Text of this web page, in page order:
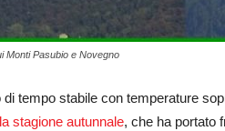
Monti Pasubio e Novegno
di tempo stabile con temperature
stagione autunnale, che ha portato